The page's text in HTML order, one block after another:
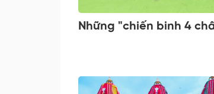
Những "chiến binh 4